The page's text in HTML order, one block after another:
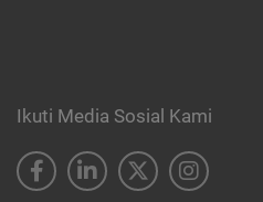
Ikuti Media Sosial Kami